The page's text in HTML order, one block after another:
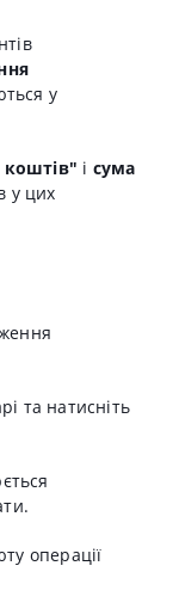
у
і сума
у цих
та натисніть
операції